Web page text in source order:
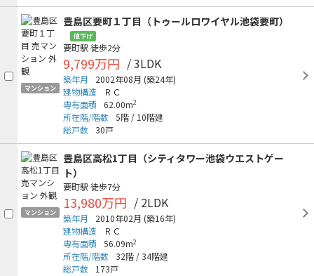
マンション
豊島区要町１丁目（トゥールロワイヤル池袋要町）
値下げ
要町駅 徒歩2分
9,799万円 / 3LDK
築年月 2002年08月 (築24年)
建物構造
ＲＣ
専有面積
62.00m2
所在階/階数 5階 / 10階建
総戸数 30戸
マンション
豊島区高松1丁目（シティタワー池袋ウエストゲー
ト）
要町駅 徒歩7分
13,980万円 / 2LDK
築年月 2010年02月 (築16年)
建物構造
ＲＣ
専有面積
56.09m2
所在階/階数 32階 /34階建
総戸数
173戸